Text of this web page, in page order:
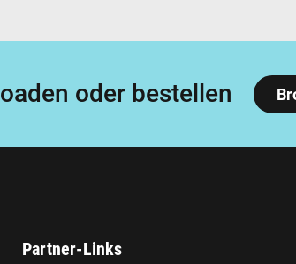
oder bestellen
Partner-Links